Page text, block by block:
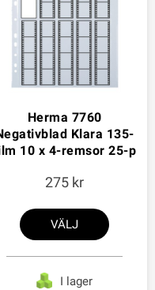
Herma 7760
Klara 135-
10 x 4-remsor 25-p
275
VÄLJ
I lager